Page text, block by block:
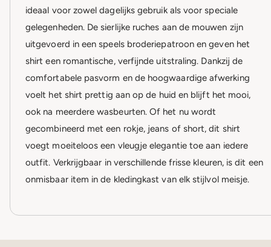
ideaal voor zowel dagelijks gebruik als voor speciale
gelegenheden. De sierlijke ruches aan de mouwen zijn
uitgevoerd in een speels broderiepatroon en geven het
shirt een romantische, verfijnde uitstraling. Dankzij de
comfortabele pasvorm en de hoogwaardige afwerking
voelt het shirt prettig aan op de huid en blijft het mooi,
ook na meerdere wasbeurten. Of het nu wordt
gecombineerd met een rokje, jeans of short, dit shirt
voegt moeiteloos een vleugje elegantie toe aan iedere
outfit. Verkrijgbaar in verschillende frisse kleuren, is dit een
onmisbaar item in de kledingkast van elk stijlvol meisje.